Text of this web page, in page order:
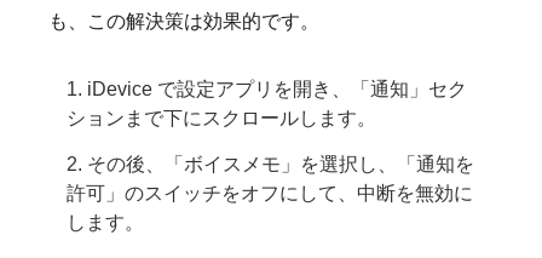
も、この解決策は効果的です。
1. iDevice で設定アプリを開き、「通知」セク
ションまで下にスクロールします。
2. その後、「ボイスメモ」を選択し、「通知を
許可」のスイッチをオフにして、中断を無効に
します。